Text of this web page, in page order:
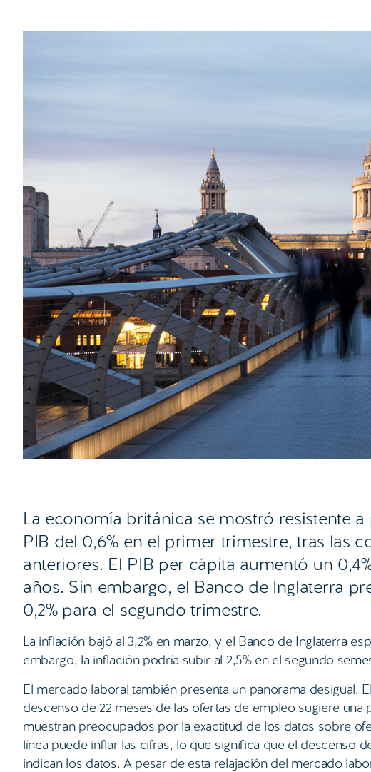
La economía británica se mostró resistente
PIB del 0,6% en el primer trimestre, tras las
anteriores. El PIB per cápita aumentó un
años. Sin embargo, el Banco de Inglaterra
0,2% para el segundo trimestre.
La inflación bajó al 3,2% en marzo, y el Banco de Inglaterra
embargo, la inflación podría subir al 2,5% en el segundo
El mercado laboral también presenta un panorama desigual.
descenso de 22 meses de las ofertas de empleo sugiere
muestran preocupados por la exactitud de los datos sobre
línea puede inflar las cifras, lo que significa que el descenso
indican los datos. A pesar de esta relajación del mercado